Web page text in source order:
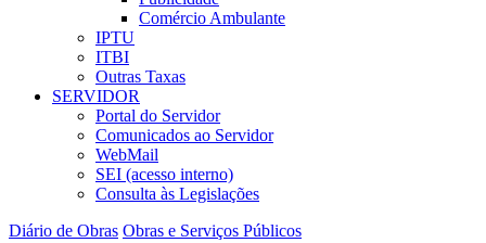
Comércio Ambulante
IPTU
ITBI
Outras Taxas
SERVIDOR
Portal do Servidor
Comunicados ao Servidor
WebMail
SEI (acesso interno)
Consulta às Legislações
Diário de Obras Obras e Serviços Públicos